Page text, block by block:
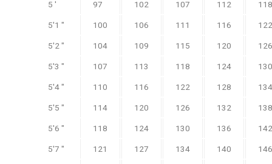
5 ' 97 102 107 112 118
5'1 " 100 106 111 116 122
5'2 " 104 109 115 120 126
5'3 " 107 113 118 124 130
5'4 " 110 116 122 128 134
5'5 " 114 120 126 132 138
5'6 " 118 124 130 136 142
5'7 " 121 127 134 140 146